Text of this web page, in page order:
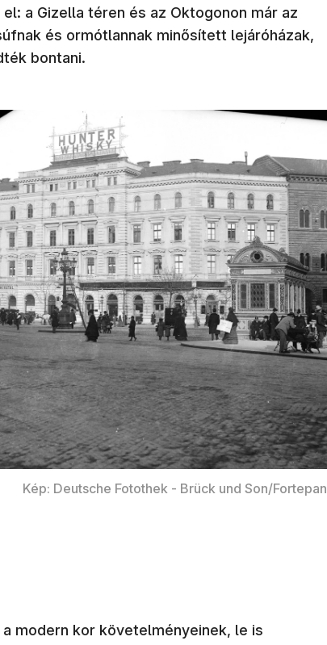
a Gizella téren és az Oktogonon már az
és ormótlannak minősített lejáróházak,
bontani.
Kép: Deutsche Fotothek - Brück und Son/Fortepan
modern kor követelményeinek, le is